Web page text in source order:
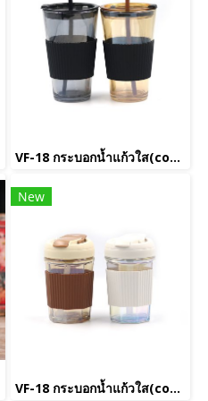
VF-18 กระบอกน้ำแก้วใส(copy)(copy)(copy)
New
VF-18 กระบอกน้ำแก้วใส(copy)(copy)(copy)(copy)(copy)(copy)